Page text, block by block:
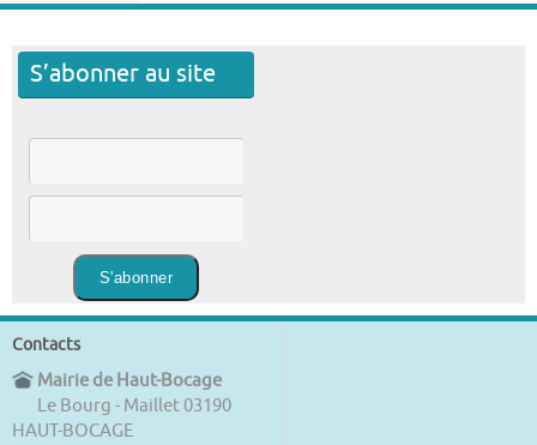
S’abonner au site
Contacts
Mairie de Haut-Bocage
Le Bourg - Maillet 03190
HAUT-BOCAGE